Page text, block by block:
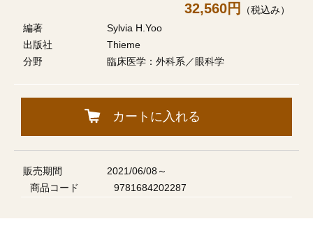
32,560円
（税込み）
編著
Sylvia H.Yoo
出版社
Thieme
分野
臨床医学：外科系／眼科学
カートに入れる
販売期間
2021/06/08～
商品コード
9781684202287